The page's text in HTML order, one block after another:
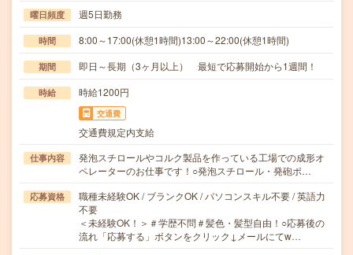
曜日頻度 週5日勤務
時間 8:00～17:00(休憩1時間)13:00～22:00(休憩1時間)
期間 即日～長期（3ヶ月以上） 最短で応募開始から1週間！
時給 時給1200円
交通費
交通費規定内支給
仕事内容
発泡スチロールやコルク製品を作っている工場での成形オ
ペレーターのお仕事です！○発泡スチロール・発砲ポ…
応募資格
職種未経験OK / ブランクOK / パソコンスキル不要 / 英語力
不要
＜未経験OK！＞＃学歴不問＃髪色・髪型自由！○応募後の
流れ「応募する」ボタンをクリック↓メールにてw…